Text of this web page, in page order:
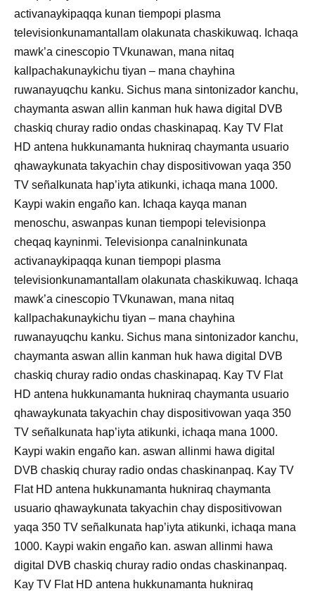
activanaykipaqqa kunan tiempopi plasma
televisionkunamantallam olakunata chaskikuwaq. Ichaqa
mawk’a cinescopio TVkunawan, mana nitaq
kallpachakunaykichu tiyan – mana chayhina
ruwanayuqchu kanku. Sichus mana sintonizador kanchu,
chaymanta aswan allin kanman huk hawa digital DVB
chaskiq churay radio ondas chaskinapaq. Kay TV Flat
HD antena hukkunamanta hukniraq chaymanta usuario
qhawaykunata takyachin chay dispositivowan yaqa 350
TV señalkunata hap’iyta atikunki, ichaqa mana 1000.
Kaypi wakin engaño kan. Ichaqa kayqa manan
menoschu, aswanpas kunan tiempopi televisionpa
cheqaq kayninmi. Televisionpa canalninkunata
activanaykipaqqa kunan tiempopi plasma
televisionkunamantallam olakunata chaskikuwaq. Ichaqa
mawk’a cinescopio TVkunawan, mana nitaq
kallpachakunaykichu tiyan – mana chayhina
ruwanayuqchu kanku. Sichus mana sintonizador kanchu,
chaymanta aswan allin kanman huk hawa digital DVB
chaskiq churay radio ondas chaskinapaq. Kay TV Flat
HD antena hukkunamanta hukniraq chaymanta usuario
qhawaykunata takyachin chay dispositivowan yaqa 350
TV señalkunata hap’iyta atikunki, ichaqa mana 1000.
Kaypi wakin engaño kan. aswan allinmi hawa digital
DVB chaskiq churay radio ondas chaskinanpaq. Kay TV
Flat HD antena hukkunamanta hukniraq chaymanta
usuario qhawaykunata takyachin chay dispositivowan
yaqa 350 TV señalkunata hap’iyta atikunki, ichaqa mana
1000. Kaypi wakin engaño kan. aswan allinmi hawa
digital DVB chaskiq churay radio ondas chaskinanpaq.
Kay TV Flat HD antena hukkunamanta hukniraq